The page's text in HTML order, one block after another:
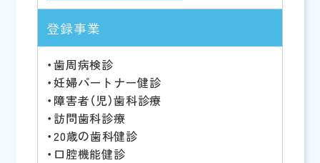
登録事業
・歯周病検診
・妊婦パートナー健診
・障害者（児）歯科診療
・訪問歯科診療
・20歳の歯科健診
・口腔機能健診